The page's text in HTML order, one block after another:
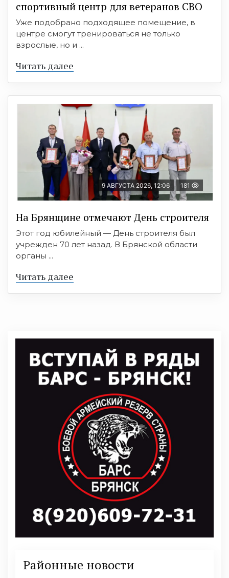
спортивный центр для ветеранов СВО
Уже подобрано подходящее помещение, в
центре смогут тренироваться не только
взрослые, но и ...
Читать далее
9 АВГУСТА 2026, 12:06 181
На Брянщине отмечают День строителя
Этот год юбилейный — День строителя был
учрежден 70 лет назад. В Брянской области
органы ...
Читать далее
Районные новости